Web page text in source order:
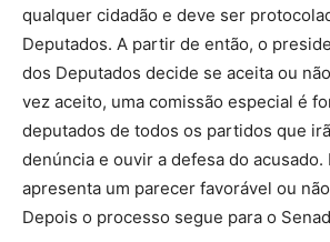
qualquer cidadão e deve ser
Deputados. A partir de então, o
dos Deputados decide se aceita ou
vez aceito, uma comissão especial é
deputados de todos os partidos que
denúncia e ouvir a defesa do acusado.
apresenta um parecer favorável ou
Depois o processo segue para o